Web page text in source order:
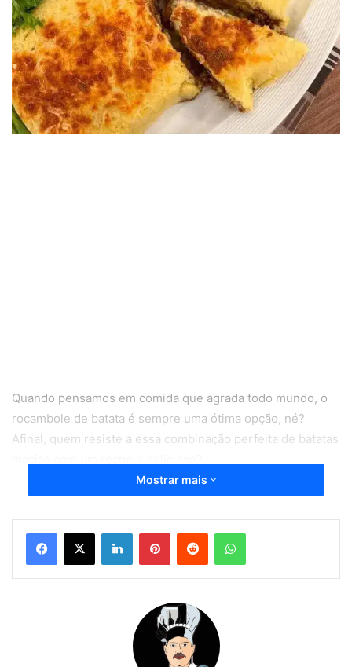
Quando pensamos em comida que agrada todo mundo, o
rocambole de batata é sempre uma ótima opção, né?
Afinal, quem resiste a essa combinação perfeita de batatas
É o tipo de prato que cai bem em qualquer ocasião, desde
um jantarzinho em família até uma festa mais especial.
Então, aqui vou compartilhar com você uma receita bem
detalhadinha para preparar um rocambole de batata que
vai deixar todo mundo de boca aberta!
Ingredientes do rocambole de batata
Mostrar mais
LinkedinPinterestReddit WhatsApp